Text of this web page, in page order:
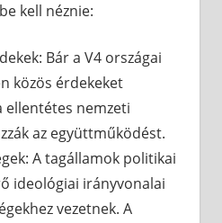
kell néznie:
Bár a V4 országai
közös érdekeket
ellentétes nemzeti
az együttműködést.
A tagállamok politikai
ideológiai irányvonalai
vezetnek. A